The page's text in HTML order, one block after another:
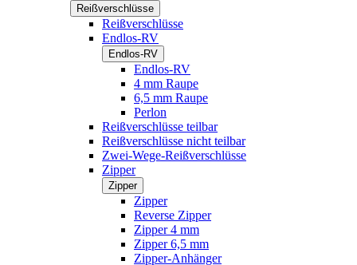
Reißverschlüsse
Reißverschlüsse
Endlos-RV
Endlos-RV
Endlos-RV
4 mm Raupe
6,5 mm Raupe
Perlon
Reißverschlüsse teilbar
Reißverschlüsse nicht teilbar
Zwei-Wege-Reißverschlüsse
Zipper
Zipper
Zipper
Reverse Zipper
Zipper 4 mm
Zipper 6,5 mm
Zipper-Anhänger